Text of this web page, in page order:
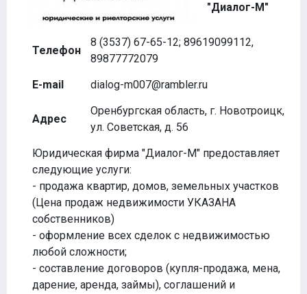
"Диалог-М"
Телефон
8 (3537) 67-65-12; 89619099112,
89877772079
E-mail
dialog-m007@rambler.ru
Адрес
Оренбургская область, г. Новотроицк,
ул. Советская, д. 56
Юридическая фирма "Диалог-М" предоставляет
следующие услуги:
- продажа квартир, домов, земельных участков
(Цена продаж недвижимости УКАЗАНА
собственников)
- оформление всех сделок с недвижимостью
любой сложности;
- составление договоров (купля-продажа, мена,
дарение, аренда, займы), соглашений и